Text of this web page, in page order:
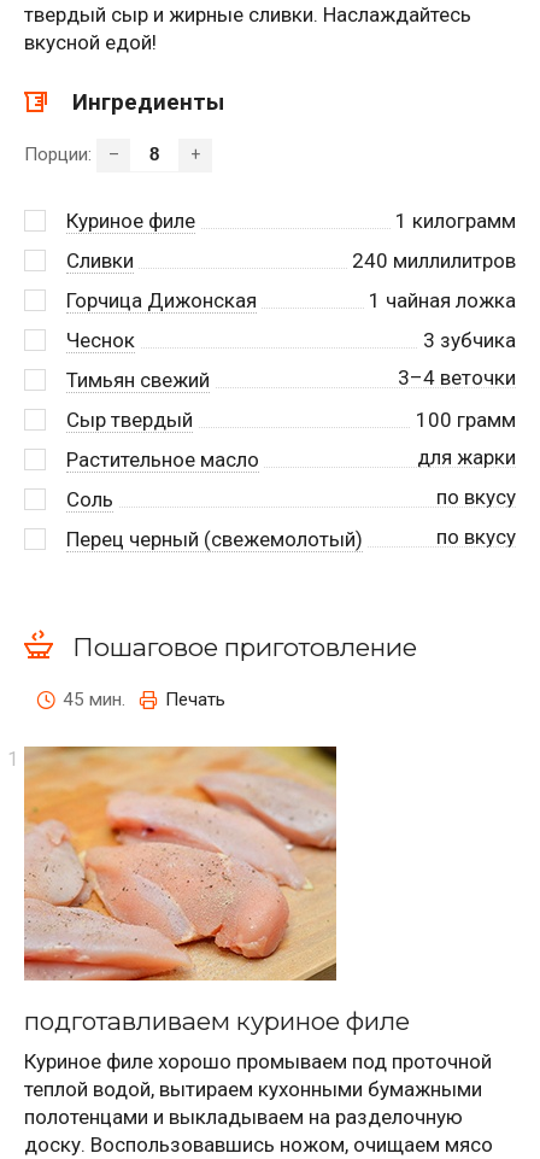
твердый сыр и жирные сливки. Наслаждайтесь
вкусной едой!
Ингредиенты
Порции: – +
Куриное филе 1 килограмм
Сливки
240 миллилитров
Горчица Дижонская
1 чайная ложка
Чеснок
3 зубчика
Тимьян свежий
3–4 веточки
Сыр твердый
100 грамм
Растительное масло
для жарки
Соль
по вкусу
Перец черный (свежемолотый)
по вкусу
Пошаговое приготовление
45 мин. Печать
подготавливаем куриное филе
Куриное филе хорошо промываем под проточной
теплой водой, вытираем кухонными бумажными
полотенцами и выкладываем на разделочную
доску. Воспользовавшись ножом, очищаем мясо